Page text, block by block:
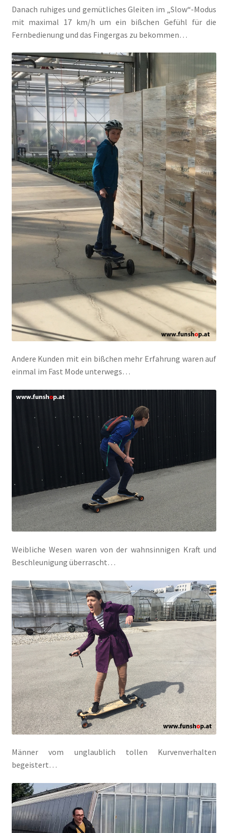
Danach ruhiges und gemütliches Gleiten im „Slow“-Modus
mit maximal 17 km/h um ein bißchen Gefühl für die
Fernbedienung und das Fingergas zu bekommen…
Andere Kunden mit ein bißchen mehr Erfahrung waren auf
einmal im Fast Mode unterwegs…
Weibliche Wesen waren von der wahnsinnigen Kraft und
Beschleunigung überrascht…
Männer vom unglaublich tollen Kurvenverhalten
begeistert…